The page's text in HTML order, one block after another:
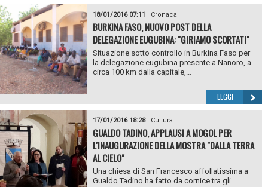
18/01/2016 07:11 Cronaca
BURKINA FASO, NUOVO POST DELLA
DELEGAZIONE EUGUBINA: "GIRIAMO SCORTATI"
Situazione sotto controllo in Burkina Faso per
la delegazione eugubina presente a Nanoro, a
circa 100 km dalla capitale,...
LEGGI
17/01/2016 18:28| Cultura
GUALDO TADINO, APPLAUSI A MOGOL PER
L'INAUGURAZIONE DELLA MOSTRA "DALLA TERRA
AL CIELO"
Una chiesa di San Francesco affollatissima a
Gualdo Tadino ha fatto da cornice tra gli